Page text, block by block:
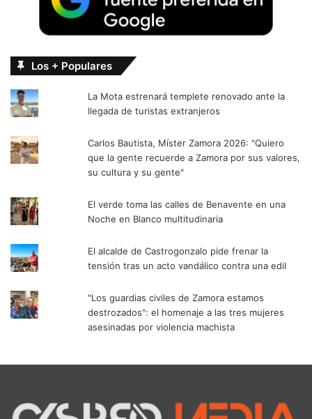
Los + Populares
La Mota estrenará templete renovado ante la
llegada de turistas extranjeros
Carlos Bautista, Míster Zamora 2026: "Quiero
que la gente recuerde a Zamora por sus valores,
su cultura y su gente"
El verde toma las calles de Benavente en una
Noche en Blanco multitudinaria
El alcalde de Castrogonzalo pide frenar la
tensión tras un acto vandálico contra una edil
"Los guardias civiles de Zamora estamos
destrozados": el homenaje a las tres mujeres
asesinadas por violencia machista